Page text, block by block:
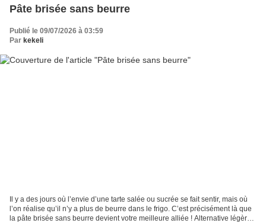
Pâte brisée sans beurre
Publié le 09/07/2026 à 03:59
Par kekeli
Il y a des jours où l’envie d’une tarte salée ou sucrée se fait sentir, mais où
l’on réalise qu’il n’y a plus de beurre dans le frigo. C’est précisément là que
la pâte brisée sans beurre devient votre meilleure alliée ! Alternative légère